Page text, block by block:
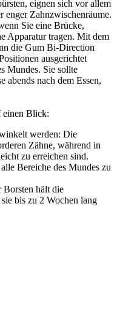
eignen sich vor allem
enger Zahnzwischenräume.
Sie eine Brücke,
Apparatur tragen. Mit dem
die Gum Bi-Direction
ausgerichtet
Mundes. Sie sollte
abends nach dem Essen,
einen Blick:
werden: Die
Zähne, während in
zu erreichen sind.
Bereiche des Mundes zu
Borsten hält die
bis zu 2 Wochen lang